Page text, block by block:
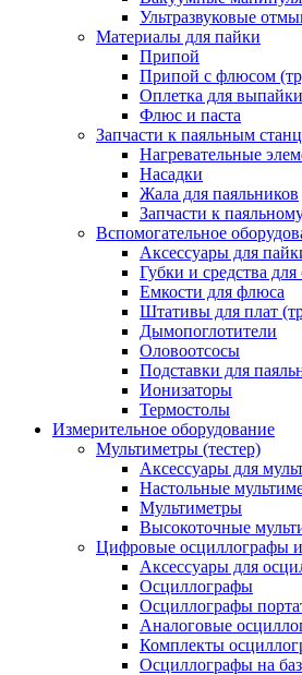
Ультразвуковые
Материалы для пайки
Припой
Припой с флюсом
Оплетка для выпайки
Флюс и паста
Запчасти к паяльным
Нагревательные
Насадки
Жала для паяльников
Запчасти к
Вспомогательное
Аксессуары для
Губки и средства
Емкости для флюса
Штативы для плат
Дымопоглотители
Оловоотсосы
Подставки для
Ионизаторы
Термостолы
Измерительное оборудование
Мультиметры (тестер)
Аксессуары для
Настольные
Мультиметры
Высокоточные
Цифровые осциллографы и
Аксессуары для
Осциллографы
Осциллографы
Аналоговые
Комплекты
Осциллографы на